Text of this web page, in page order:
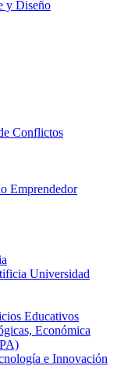
y Diseño
Conflictos
Emprendedor
Universidad
Educativos
Económica
e Innovación